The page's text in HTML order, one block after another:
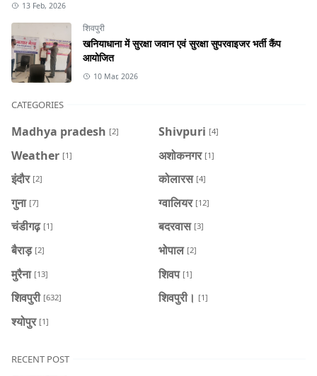
13 Feb, 2026
शिवपुरी
खनियाधाना में सुरक्षा जवान एवं सुरक्षा सुपरवाइजर भर्ती कैंप
आयोजित
10 Mar, 2026
CATEGORIES
Madhya pradesh [2] Shivpuri [4]
Weather [1] अशोकनगर [1]
इंदौर [2] कोलारस [4]
गुना [7] ग्वालियर [12]
चंडीगढ़ [1] बदरवास [3]
बैराड़ [2] भोपाल [2]
मुरैना [13] शिवप [1]
शिवपुरी [632] शिवपुरी। [1]
श्योपुर [1]
RECENT POST